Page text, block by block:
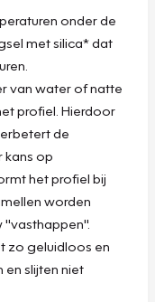
onder de
met silica* dat
van water of natte
profiel. Hierdoor
de
kans op
het profiel bij
worden
"vasthappen".
zo geluidloos en
slijten niet